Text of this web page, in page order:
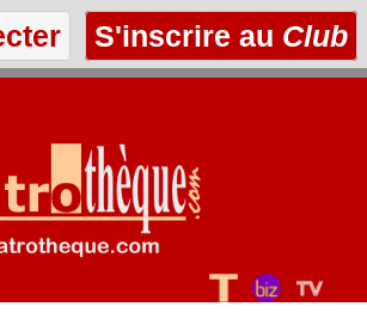
S'inscrire au Club